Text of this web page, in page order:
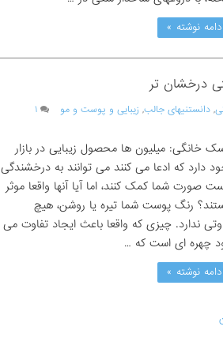
نوشته »
درخشان تر
, دانستنیهای جالب, زیبایی و پوست و مو
۱
خانگی: میلیون ها محصول زیبایی در بازار
دارد که ادعا می کنند می توانند به درخشندگی
صورت شما کمک کنند، اما آیا آنها واقعا موثر
رنگ پوست شما تیره یا روشن، هیچ
ندارد. چیزی که واقعا باعث ایجاد تفاوت می
چهره ای است که …
نوشته »